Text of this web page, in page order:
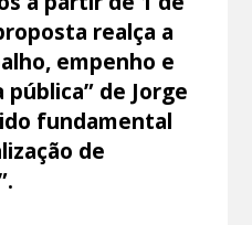
realça a
empenho e
pública” de Jorge
fundamental
de